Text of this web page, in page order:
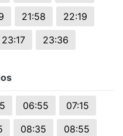
21:58
22:19
23:17 23:36
06:55
07:15
08:35
08:55